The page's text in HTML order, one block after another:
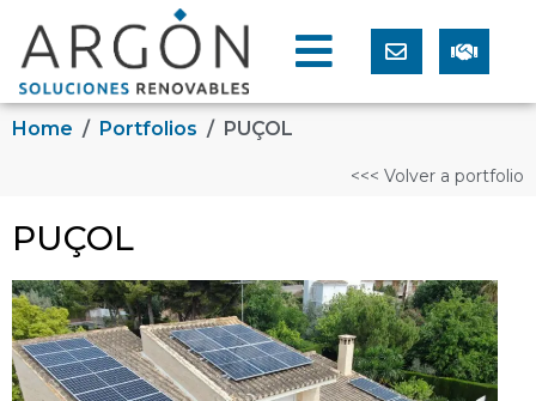
Home Portfolios PUÇOL
<<< Volver a portfolio
PUÇOL